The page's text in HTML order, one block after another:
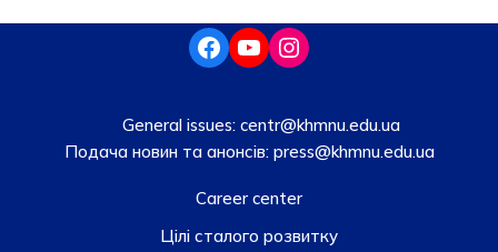
General issues: centr@khmnu.edu.ua
Подача новин та анонсів:press@khmnu.edu.ua
Career center
Цілі сталого розвитку